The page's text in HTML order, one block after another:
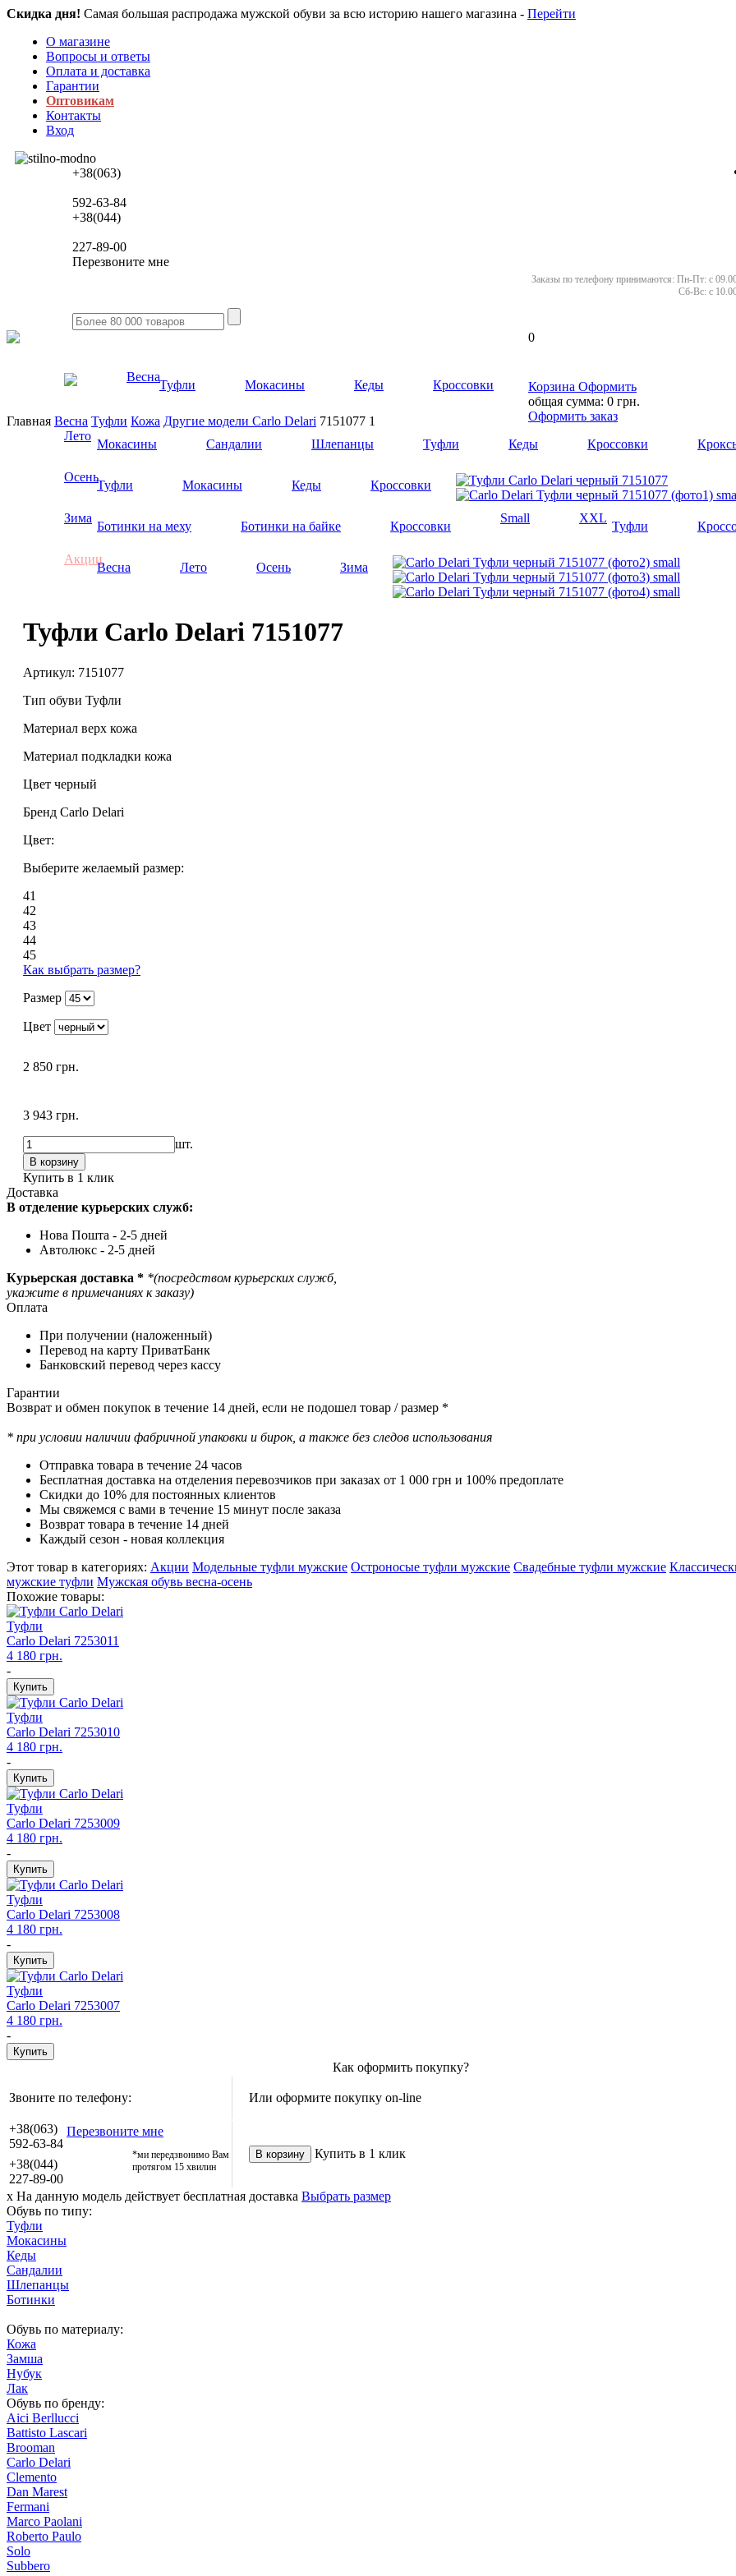
Скидка дня! Самая большая распродажа мужской обуви за всю историю нашего магазина - Перейти
О магазине
Вопросы и ответы
Оплата и доставка
Гарантии
Оптовикам
Контакты
Вход
+38(063)
592-63-84
+38(044)
227-89-00
Перезвоните мне
Заказы по телефону принимаются: Пн-Пт: с
Сб-Вс: с
0
Корзина Оформить
общая сумма: 0 грн.
Оформить заказ
Весна
Туфли Мокасины Кеды Кроссовки
Лето
Мокасины Сандалии Шлепанцы Туфли Кеды Кроссовки
Осень
Туфли Мокасины Кеды Кроссовки
Зима
Ботинки на меху Ботинки на байке Кроссовки
Small XXL
Туфли
Акции
Весна Лето Осень Зима
Главная Весна Туфли Кожа Другие модели Carlo Delari 7151077 1
Туфли Carlo Delari 7151077
Артикул: 7151077
Тип обуви Туфли
Материал верх кожа
Материал подкладки кожа
Цвет черный
Бренд Carlo Delari
Цвет:
Выберите желаемый размер:
41
42
43
44
45
Как выбрать размер?
Размер
Цвет
2 850 грн.
3 943 грн.
шт.
Купить в 1 клик
Доставка
В отделение курьерских служб:
Нова Пошта - 2-5 дней
Автолюкс - 2-5 дней
Курьерская доставка * *(посредством курьерских служб,
укажите в примечаниях к заказу)
Оплата
При получении (наложенный)
Перевод на карту ПриватБанк
Банковский перевод через кассу
Гарантии
Возврат и обмен покупок в течение 14 дней, если не подошел товар / размер *
* при условии наличии фабричной упаковки и бирок, а также без следов использования
Отправка товара в течение 24 часов
Бесплатная доставка на отделения перевозчиков при заказах от 1 000 грн и 100% предоплате
Скидки до 10% для постоянных клиентов
Мы свяжемся с вами в течение 15 минут после заказа
Возврат товара в течение 14 дней
Каждый сезон - новая коллекция
Этот товар в категориях: Акции Модельные туфли мужские Остроносые туфли мужские Свадебные туфли мужские
мужские туфли Мужская обувь весна-осень
Похожие товары:
Туфли
Carlo Delari 7253011
4 180 грн.
-
Туфли
Carlo Delari 7253010
4 180 грн.
-
Туфли
Carlo Delari 7253009
4 180 грн.
-
Туфли
Carlo Delari 7253008
4 180 грн.
-
Туфли
Carlo Delari 7253007
4 180 грн.
-
Как оформить покупку?
Звоните по телефону: Или оформите покупку on-line
+38(063)
592-63-84
+38(044)
227-89-00
Перезвоните мне
*ми передзвонимо Вам
протягом 15 хвилин
Купить в 1 клик
x На данную модель действует бесплатная доставка Выбрать размер
Обувь по типу:
Туфли
Мокасины
Кеды
Сандалии
Шлепанцы
Ботинки
Обувь по материалу:
Кожа
Замша
Нубук
Лак
Обувь по бренду:
Aici Berllucci
Battisto Lascari
Brooman
Carlo Delari
Clemento
Dan Marest
Fermani
Marco Paolani
Roberto Paulo
Solo
Subbero